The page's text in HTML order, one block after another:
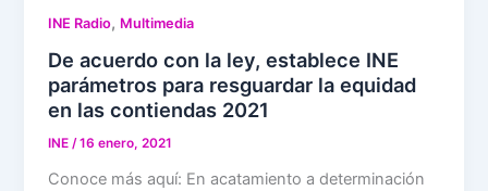
INE Radio, Multimedia
De acuerdo con la ley, establece INE
parámetros para resguardar la equidad
en las contiendas 2021
INE/16 enero, 2021
Conoce más aquí: En acatamiento a determinación